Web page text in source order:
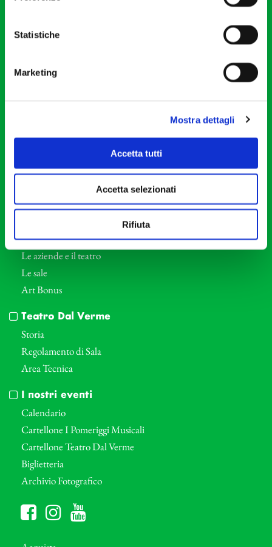
Statistiche
Marketing
Mostra dettagli
Accetta tutti
Accetta selezionati
Rifiuta
Cod. Fisc. 80078650159
Orchestra I Pomeriggi Musicali
Direttore Artistico
Professori d’Orchestra
Eventi Corporate
Le aziende e il teatro
Le sale
Art Bonus
Teatro Dal Verme
Storia
Regolamento di Sala
Area Tecnica
I nostri eventi
Calendario
Cartellone I Pomeriggi Musicali
Cartellone Teatro Dal Verme
Biglietteria
Archivio Fotografico